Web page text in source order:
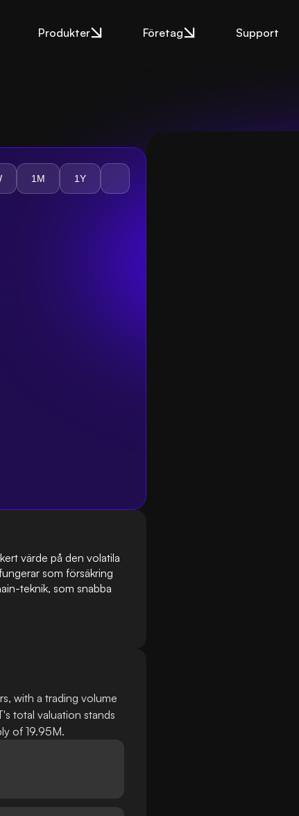
Produkter Företag Support
1M 1Y
värde på den volatila
som försäkring
teknik, som snabba
with a trading volume
total valuation stands
of 19.95M.